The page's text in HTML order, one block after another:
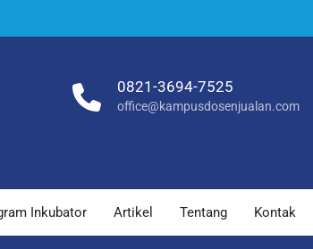
0821-3694-7525
office@kampusdosenjualan.com
Inkubator Artikel Tentang Kontak